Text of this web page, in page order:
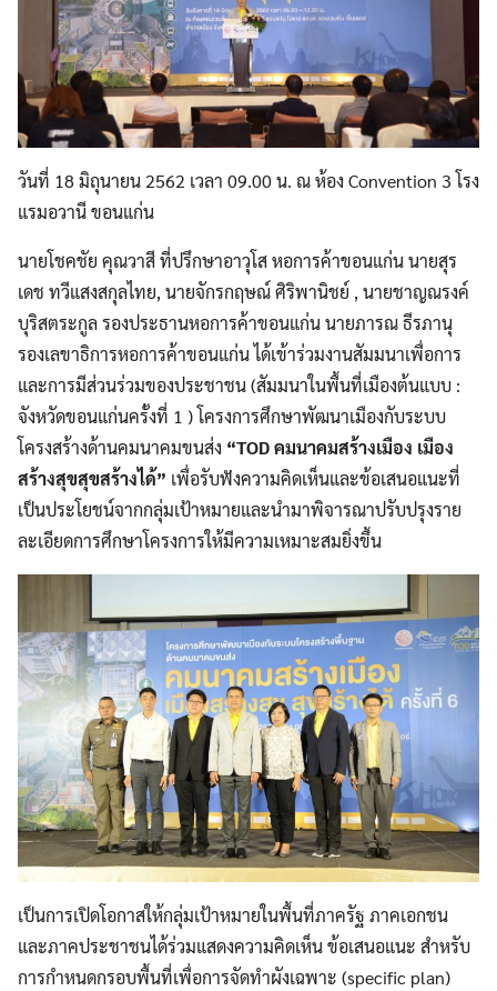
วันที่ 18 มิถุนายน 2562 เวลา 09.00 น. ณ ห้อง Convention 3 โรง
แรมอวานี ขอนแก่น
นายโชคชัย คุณวาสี ที่ปรึกษาอาวุโส หอการค้าขอนแก่น นายสุร
เดช ทวีแสงสกุลไทย, นายจักรกฤษณ์ ศิริพานิชย์ , นายชาญณรงค์
บุริสตระกูล รองประธานหอการค้าขอนแก่น นายภารณ ธีรภานุ
รองเลขาธิการหอการค้าขอนแก่น ได้เข้าร่วมงานสัมมนาเพื่อการ
และการมีส่วนร่วมของประชาชน (สัมมนาในพื้นที่เมืองต้นแบบ :
จังหวัดขอนแก่นครั้งที่ 1 ) โครงการศึกษาพัฒนาเมืองกับระบบ
โครงสร้างด้านคมนาคมขนส่ง “TOD คมนาคมสร้างเมือง เมือง
สร้างสุขสุขสร้างได้” เพื่อรับฟังความคิดเห็นและข้อเสนอแนะที่
เป็นประโยชน์จากกลุ่มเป้าหมายและนำมาพิจารณาปรับปรุงราย
ละเอียดการศึกษาโครงการให้มีความเหมาะสมยิ่งขึ้น
เป็นการเปิดโอกาสให้กลุ่มเป้าหมายในพื้นที่ภาครัฐ ภาคเอกชน
และภาคประชาชนได้ร่วมแสดงความคิดเห็น ข้อเสนอแนะ สำหรับ
การกำหนดกรอบพื้นที่เพื่อการจัดทำผังเฉพาะ (specific plan)